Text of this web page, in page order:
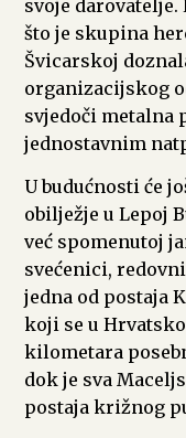
svoje
što je skupina
Švicarskoj
organizacijskog
svjedoči metalna
jednostavnim
U budućnosti će
obilježje u Lepoj
već spomenutoj
svećenici,
jedna od postaja
koji se u
kilometara
dok je sva
postaja križnog